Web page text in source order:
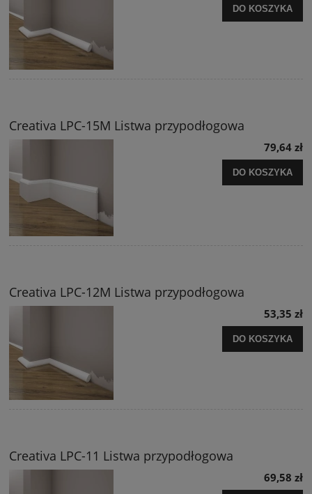
DO KOSZYKA
Creativa LPC-15M Listwa przypodłogowa
79,64 zł
DO KOSZYKA
Creativa LPC-12M Listwa przypodłogowa
53,35 zł
DO KOSZYKA
Creativa LPC-11 Listwa przypodłogowa
69,58 zł